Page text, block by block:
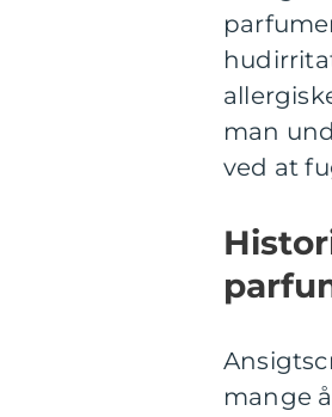
man
ved at
mange